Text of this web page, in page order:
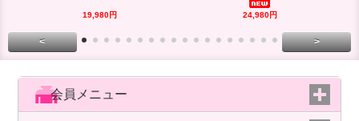
19,980円 24,980円
< >
会員メニュー